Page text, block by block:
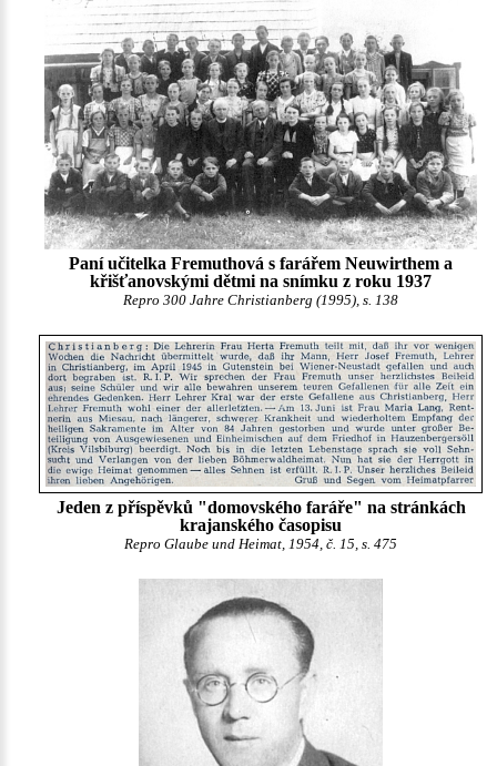
Paní učitelka Fremuthová s farářem Neuwirthem a
křišťanovskými dětmi na snímku z roku 1937
Repro 300 Jahre Christianberg (1995), s. 138
Jeden z příspěvků "domovského faráře" na stránkách
krajanského časopisu
Repro Glaube und Heimat, 1954, č. 15, s. 475